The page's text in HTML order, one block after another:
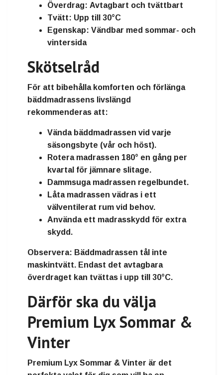
Överdrag: Avtagbart och tvättbart
Tvätt: Upp till 30°C
Egenskap: Vändbar med sommar- och
vintersida
Skötselråd
För att bibehålla komforten och förlänga
bäddmadrassens livslängd
rekommenderas att:
Vända bäddmadrassen vid varje
säsongsbyte (vår och höst).
Rotera madrassen 180° en gång per
kvartal för jämnare slitage.
Dammsuga madrassen regelbundet.
Låta madrassen vädras i ett
välventilerat rum vid behov.
Använda ett madrasskydd för extra
skydd.
Observera: Bäddmadrassen tål inte
maskintvätt. Endast det avtagbara
överdraget kan tvättas i upp till 30°C.
Därför ska du välja
Premium Lyx Sommar &
Vinter
Premium Lyx Sommar & Vinter är det